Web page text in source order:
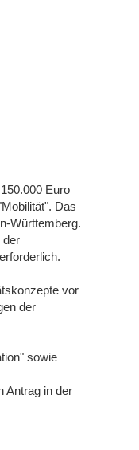
Euro
Das
Württemberg.
der
vor
der
sowie
Antrag in der